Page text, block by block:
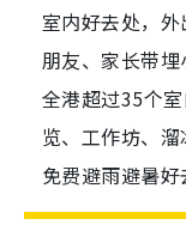
室内好去处，外
朋友、家长带
全港超过35个
览、工作坊、
免费避雨避暑好